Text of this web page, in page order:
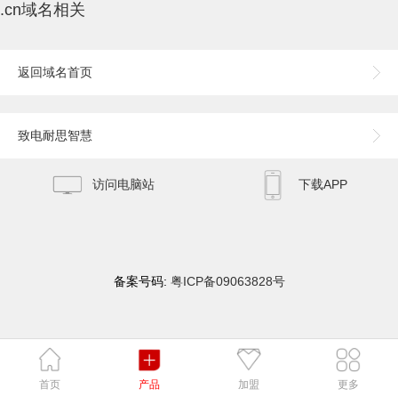
.cn域名相关
返回域名首页
致电耐思智慧
访问电脑站 下载APP
首页 产品 加盟 更多
备案号码: 粤ICP备09063828号